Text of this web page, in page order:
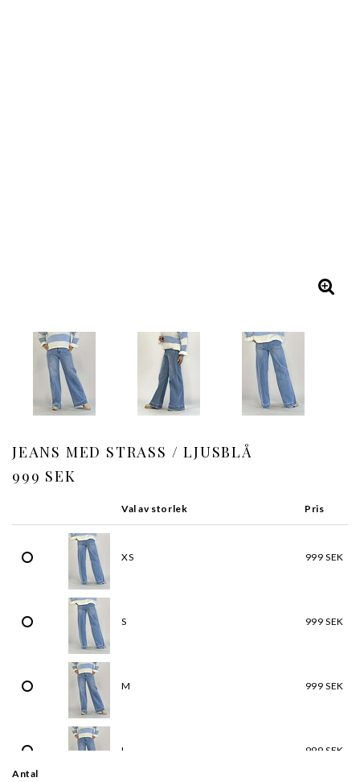
JEANS MED STRASS / LJUSBLÅ
999 SEK
Val av storlek Pris
XS 999 SEK
S 999 SEK
M 999 SEK
L
999 SEK
Antal